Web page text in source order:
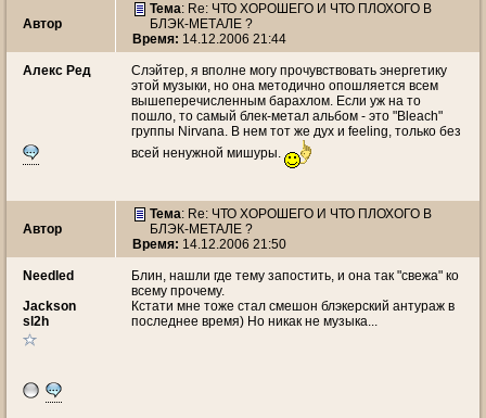
Автор
Тема: Re: ЧТО ХОРОШЕГО И ЧТО ПЛОХОГО В
БЛЭК-МЕТАЛЕ ?
Время: 14.12.2006 21:44
Алекс Ред
Слэйтер, я вполне могу прочувствовать энергетику
этой музыки, но она методично опошляется всем
вышеперечисленным барахлом. Если уж на то
пошло, то самый блек-метал альбом - это "Bleach"
группы Nirvana. В нем тот же дух и feeling, только без
всей ненужной мишуры.
Автор
Тема: Re: ЧТО ХОРОШЕГО И ЧТО ПЛОХОГО В
БЛЭК-МЕТАЛЕ ?
Время: 14.12.2006 21:50
Needled
Jackson
sl2h
Блин, нашли где тему запостить, и она так "свежа" ко
всему прочему.
Кстати мне тоже стал смешон блэкерский антураж в
последнее время) Но никак не музыка...